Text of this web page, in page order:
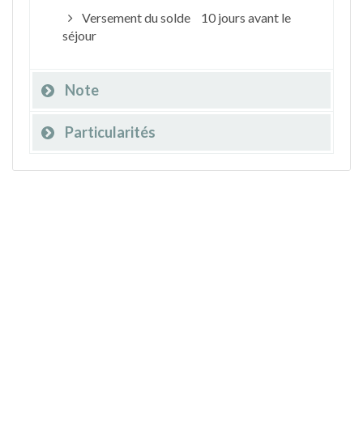
Versement du solde
10 jours avant le
séjour
Note
Particularités